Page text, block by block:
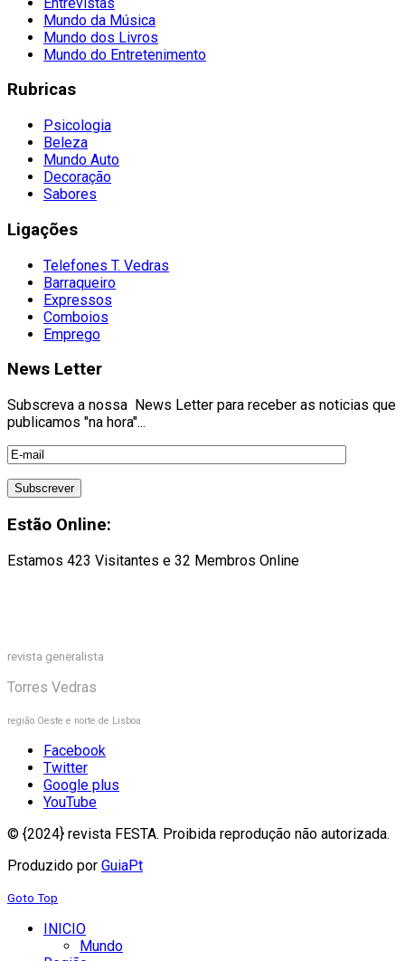
Mundo da Música
Mundo dos Livros
Mundo do Entretenimento
Rubricas
Psicologia
Beleza
Mundo Auto
Decoração
Sabores
Ligações
Telefones T. Vedras
Barraqueiro
Expressos
Comboios
Emprego
News Letter
Subscreva a nossa News Letter para receber as noticias que
publicamos "na hora"...
Estão Online:
Estamos 423 Visitantes e 32 Membros Online
revista generalista
Torres Vedras
região Oeste e norte de Lisboa
Facebook
Twitter
Google plus
YouTube
© {2024} revista FESTA. Proibida reprodução não autorizada.
Produzido por GuiaPt
Goto Top
INICIO
Mundo